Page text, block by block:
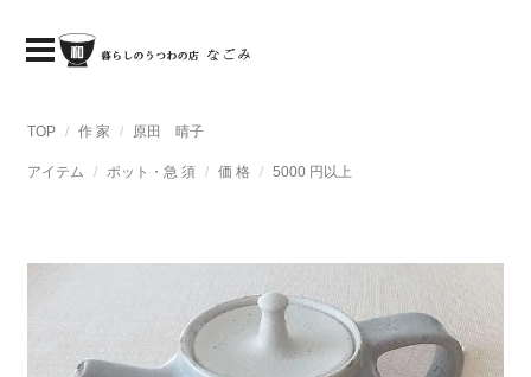
TOP 作 家 原田 晴子
アイテム ポット・急 須 価 格 5000 円以上